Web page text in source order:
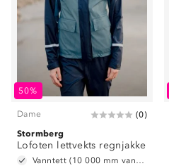
50%
Dame (0)
Stormberg
Lofoten lettvekts regnjakke
Vanntett (10 000 mm vannsøyle)